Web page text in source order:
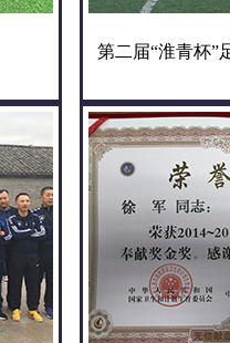
第二届“淮青杯”